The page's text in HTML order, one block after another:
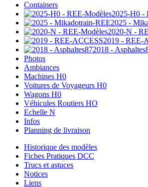
Containers
2025-H0 -
2025 -
2020-N -
2019 - REE-
2018 -
Photos
Ambiances
Machines H0
Voitures de Voyageurs H0
Wagons H0
Véhicules Routiers HO
Echelle N
Infos
Planning de livraison
Historique des modèles
Fiches Pratiques DCC
Trucs et astuces
Notices
Liens